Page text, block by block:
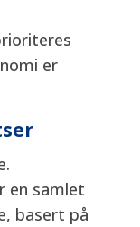
er
en samlet
basert på